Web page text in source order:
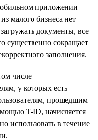
приложении
малого бизнеса нет
документы, все
существенно сокращает
заполнения.
числе
у которых есть
прошедшим
T-ID, начисляется
использовать в течение